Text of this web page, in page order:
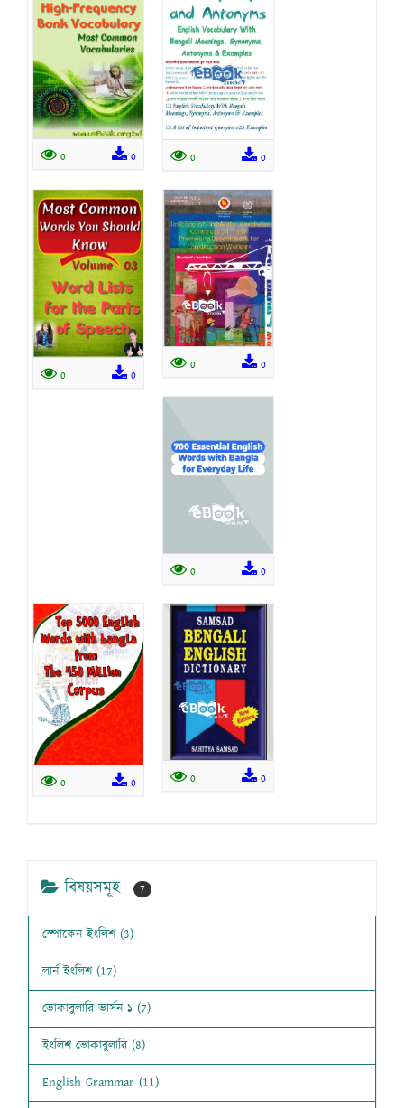
0 0 0 0
0 0
0 0
0 0
0 0 0 0
বিষয়সমূহ 7
স্পোকেন ইংলিশ (3)
লার্ন ইংলিশ (17)
ভোকাবুলারি ভার্সন ১ (7)
ইংলিশ ভোকাবুলারি (8)
English Grammar (11)